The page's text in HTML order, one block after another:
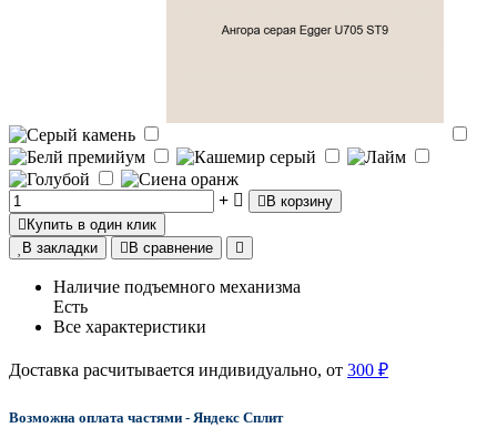
В корзину
Купить в один клик
В закладки
В сравнение
Наличие подъемного механизма
Есть
Все характеристики
Доставка расчитывается индивидуально, от 300 ₽
Возможна оплата частями - Яндекс Сплит